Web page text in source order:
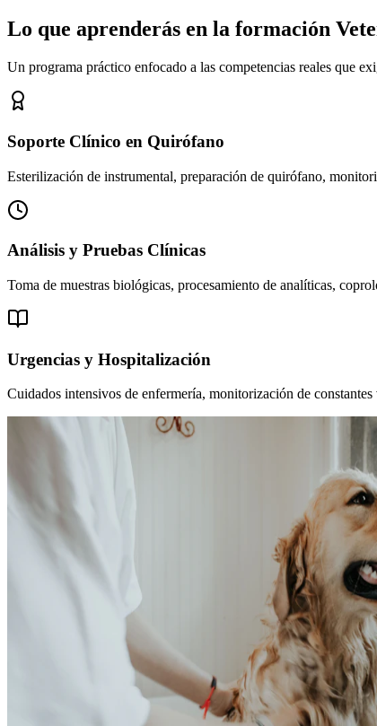
Lo que aprenderás en la formación
Un programa práctico enfocado a las competencias reales que
Soporte Clínico en Quirófano
Esterilización de instrumental, preparación de quirófano,
Análisis y Pruebas Clínicas
Toma de muestras biológicas, procesamiento de analíticas,
Urgencias y Hospitalización
Cuidados intensivos de enfermería, monitorización de